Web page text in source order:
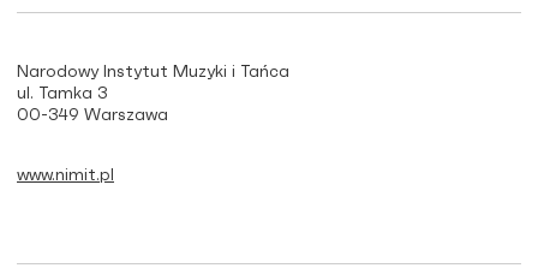
Narodowy Instytut Muzyki i Tańca
ul. Tamka 3
00-349 Warszawa
www.nimit.pl